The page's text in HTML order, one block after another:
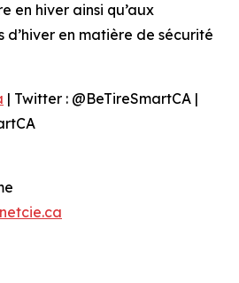
en hiver ainsi qu’aux
d’hiver en matière de sécurité
| Twitter : @BeTireSmartCA |